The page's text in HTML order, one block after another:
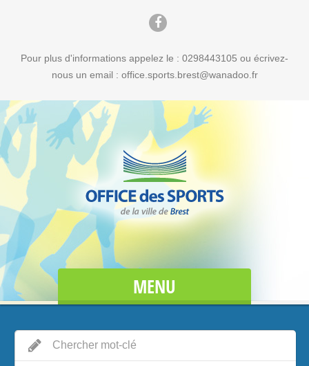
Pour plus d'informations appelez le : 0298443105 ou écrivez-
nous un email : office.sports.brest@wanadoo.fr
MENU